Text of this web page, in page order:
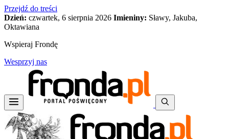
Przejdź do treści
Dzień: czwartek, 6 sierpnia 2026 Imieniny: Sławy, Jakuba,
Oktawiana
Wspieraj Frondę
Wesprzyj nas